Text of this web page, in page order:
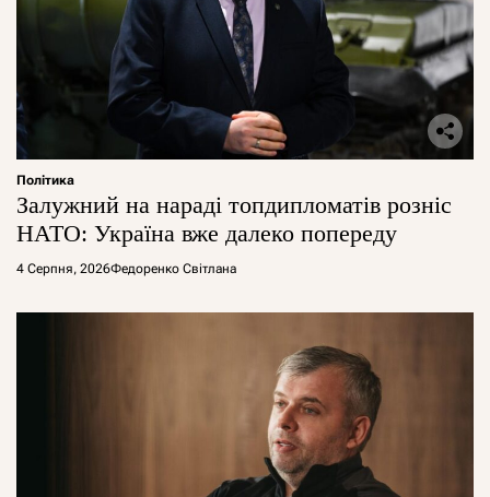
Політика
Залужний на нараді топдипломатів розніс
НАТО: Україна вже далеко попереду
4 Серпня, 2026Федоренко Світлана